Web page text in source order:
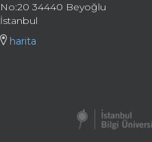
No:20 34440 Beyoğlu
İstanbul
harita